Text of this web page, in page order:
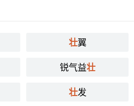
壮翼
锐气益壮
壮发